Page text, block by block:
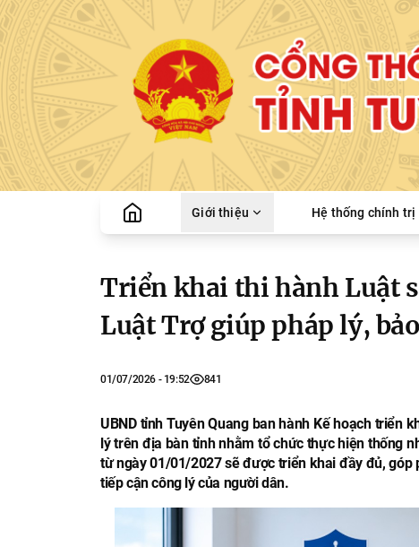
Giới thiệu Hệ thống chính trị
Triển khai thi hành Luật
Luật Trợ giúp pháp lý,
01/07/2026 - 19:52 841
UBND tỉnh Tuyên Quang ban hành Kế hoạch triển
lý trên địa bàn tỉnh nhằm tổ chức thực hiện thống
từ ngày 01/01/2027 sẽ được triển khai đầy đủ, góp
tiếp cận công lý của người dân.